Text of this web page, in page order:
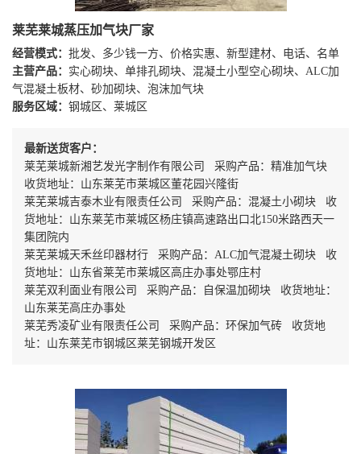
莱芜莱城蒸压加气块厂家
经营模式： 批发、多少钱一方、价格实惠、新型建材、电话、名单
主营产品： 实心砌块、单排孔砌块、混凝土小型空心砌块、ALC加
气混凝土板材、砂加砌块、泡沫加气块
服务区域： 钢城区、莱城区
最新送货客户：
莱芜莱城新湘艺发光字制作有限公司 采购产品：精准加气块
收货地址：山东莱芜市莱城区董花园兴隆街
莱芜莱城吉泰木业有限责任公司 采购产品：混凝土小砌块 收
货地址：山东莱芜市莱城区杨庄镇高速路出口北150米路西天一
集团院内
莱芜莱城天禾丝印器材行 采购产品：ALC加气混凝土砌块 收
货地址：山东省莱芜市莱城区高庄办事处鄂庄村
莱芜双利面业有限公司 采购产品：自保温加砌块 收货地址：
山东莱芜高庄办事处
莱芜秀凌矿业有限责任公司 采购产品：环保加气砖 收货地
址：山东莱芜市钢城区莱芜钢城开发区